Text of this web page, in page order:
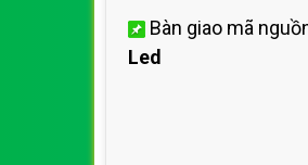
Bàn giao mã
Led